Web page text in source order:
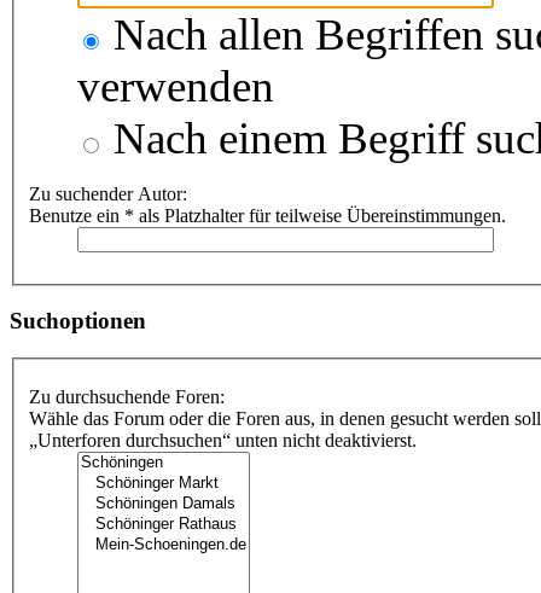
Nach allen Begriffen
verwenden
Nach einem Begriff
Zu suchender Autor:
Benutze ein * als Platzhalter für teilweise Übereinstimmungen.
Suchoptionen
Zu durchsuchende Foren:
Wähle das Forum oder die Foren aus, in denen gesucht werden
„Unterforen durchsuchen“ unten nicht deaktivierst.